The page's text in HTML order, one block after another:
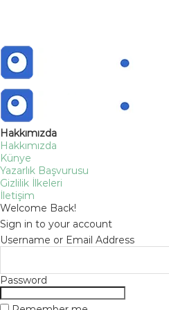
Hakkımızda
Hakkımızda
Künye
Yazarlık Başvurusu
Gizlilik İlkeleri
İletişim
Welcome Back!
Sign in to your account
Username or Email Address
Password